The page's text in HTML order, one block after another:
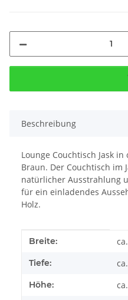
Beschreibung
Lounge Couchtisch Jask
Braun. Der Couchtisch im
natürlicher Ausstrahlung
für ein einladendes
Holz.
Produkteigenschaft
Wert
Breite:
Tiefe:
Höhe: